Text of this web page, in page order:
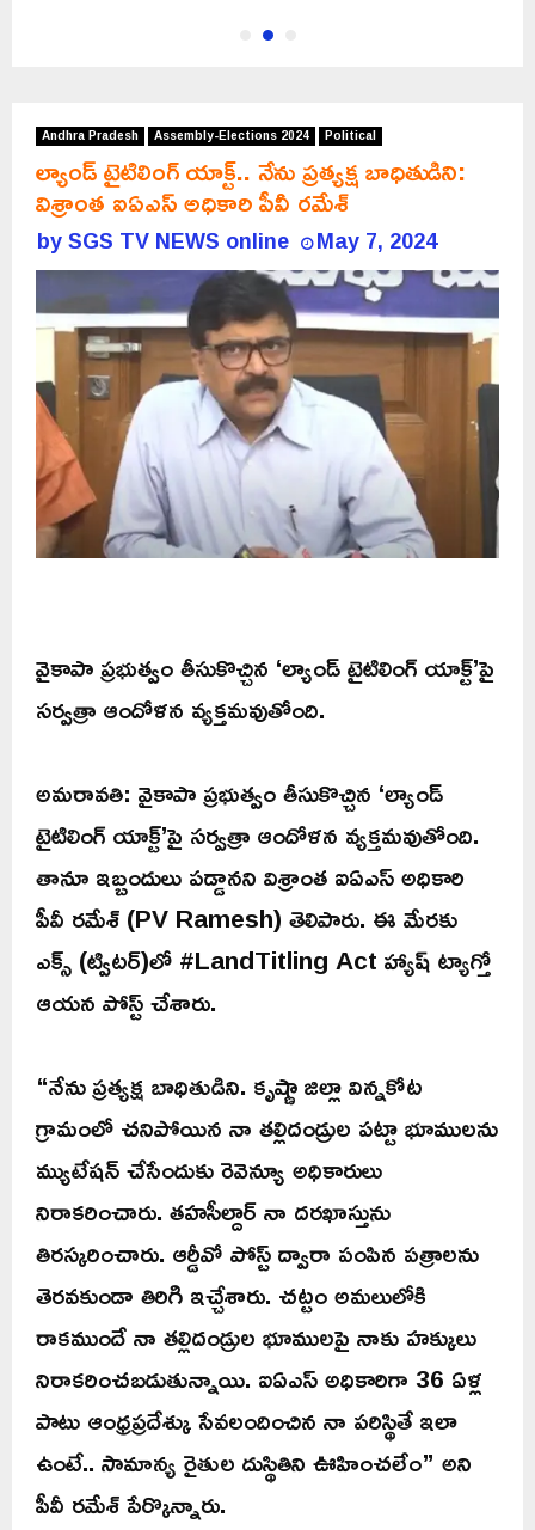
Andhra Pradesh Assembly-Elections 2024 Political
ల్యాండ్ టైటిలింగ్ యాక్ట్.. నేను ప్రత్యక్ష బాధితుడిని:
విశ్రాంత ఐఏఎస్ అధికారి పీవీ రమేశ్
bySGS TV NEWS online May 7, 2024
వైకాపా ప్రభుత్వం తీసుకొచ్చిన ‘ల్యాండ్ టైటిలింగ్ యాక్ట్’పై
సర్వత్రా ఆందోళన వ్యక్తమవుతోంది.
అమరావతి: వైకాపా ప్రభుత్వం తీసుకొచ్చిన ‘ల్యాండ్
టైటిలింగ్ యాక్ట్’పై సర్వత్రా ఆందోళన వ్యక్తమవుతోంది.
తానూ ఇబ్బందులు పడ్డానని విశ్రాంత ఐఏఎస్ అధికారి
పీవీ రమేశ్ (PV Ramesh) తెలిపారు. ఈ మేరకు
ఎక్స్ (ట్విటర్)లో #LandTitling Act హ్యాష్ ట్యాగ్తో
ఆయన పోస్ట్ చేశారు.
“నేను ప్రత్యక్ష బాధితుడిని. కృష్ణా జిల్లా విన్నకోట
గ్రామంలో చనిపోయిన నా తల్లిదండ్రుల పట్టా భూములను
మ్యుటేషన్ చేసేందుకు రెవెన్యూ అధికారులు
నిరాకరించారు. తహసీల్దార్ నా దరఖాస్తును
తిరస్కరించారు. ఆర్డీవో పోస్ట్ ద్వారా పంపిన పత్రాలను
తెరవకుండా తిరిగి ఇచ్చేశారు. చట్టం అమలులోకి
రాకముందే నా తల్లిదండ్రుల భూములపై నాకు హక్కులు
నిరాకరించబడుతున్నాయి. ఐఏఎస్ అధికారిగా 36 ఏళ్ల
పాటు ఆంధ్రప్రదేశ్కు సేవలందించిన నా పరిస్థితే ఇలా
ఉంటే.. సామాన్య రైతుల దుస్థితిని ఊహించలేం” అని
పీవీ రమేశ్ పేర్కొన్నారు.